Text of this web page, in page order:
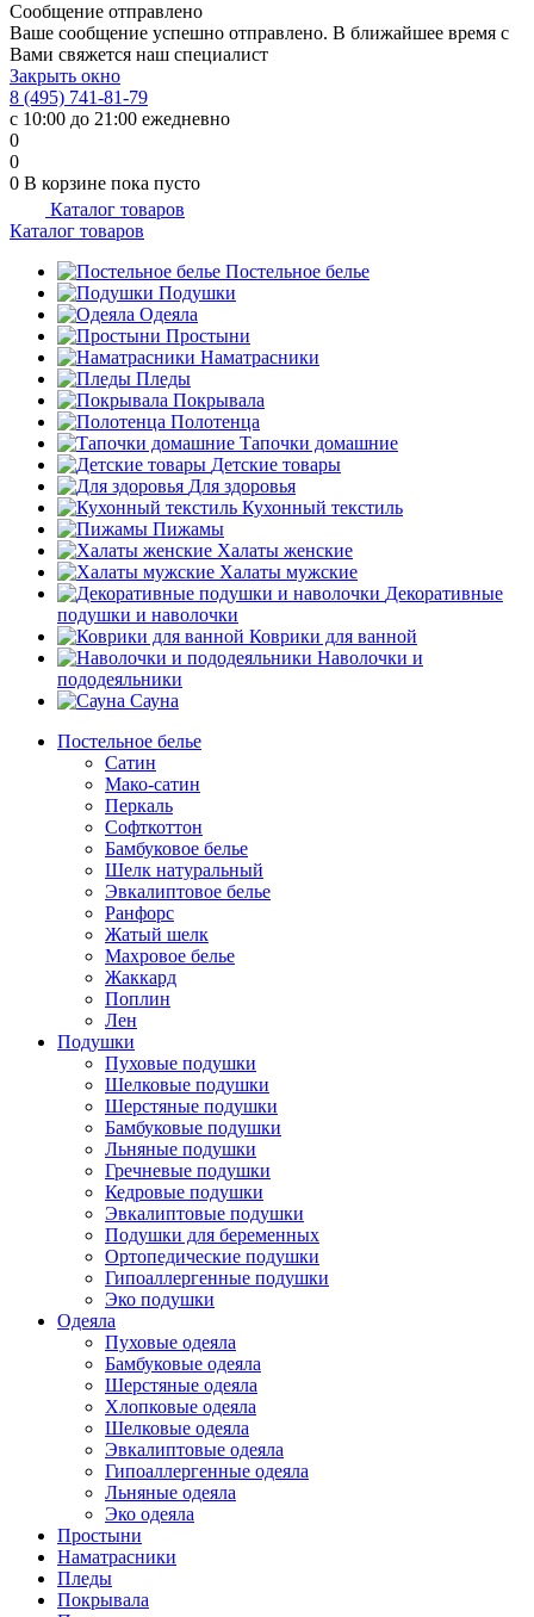
Сообщение отправлено
Ваше сообщение успешно отправлено. В ближайшее время с
Вами свяжется наш специалист
Закрыть окно
8 (495) 741-81-79
с 10:00 до 21:00 ежедневно
0
0
0 В корзине пока пусто
Каталог товаров
Каталог товаров
Постельное белье
Подушки
Одеяла
Простыни
Наматрасники
Пледы
Покрывала
Полотенца
Тапочки домашние
Детские товары
Для здоровья
Кухонный текстиль
Пижамы
Халаты женские
Халаты мужские
Декоративные
подушки и наволочки
Коврики для ванной
Наволочки и
пододеяльники
Сауна
Постельное белье
Сатин
Мако-сатин
Перкаль
Софткоттон
Бамбуковое белье
Шелк натуральный
Эвкалиптовое белье
Ранфорс
Жатый шелк
Махровое белье
Жаккард
Поплин
Лен
Подушки
Пуховые подушки
Шелковые подушки
Шерстяные подушки
Бамбуковые подушки
Льняные подушки
Гречневые подушки
Кедровые подушки
Эвкалиптовые подушки
Подушки для беременных
Ортопедические подушки
Гипоаллергенные подушки
Эко подушки
Одеяла
Пуховые одеяла
Бамбуковые одеяла
Шерстяные одеяла
Хлопковые одеяла
Шелковые одеяла
Эвкалиптовые одеяла
Гипоаллергенные одеяла
Льняные одеяла
Эко одеяла
Простыни
Наматрасники
Пледы
Покрывала